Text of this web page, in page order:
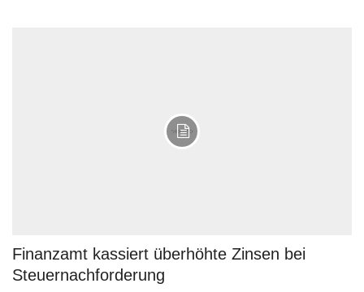
Finanzamt kassiert überhöhte Zinsen bei
Steuernachforderung